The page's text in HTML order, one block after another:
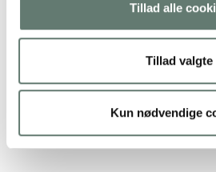
Tillad alle
Tillad valgte
Kun nødvendige
Lad mig inspirere dig til at få tid til
Rosemaimonide.com